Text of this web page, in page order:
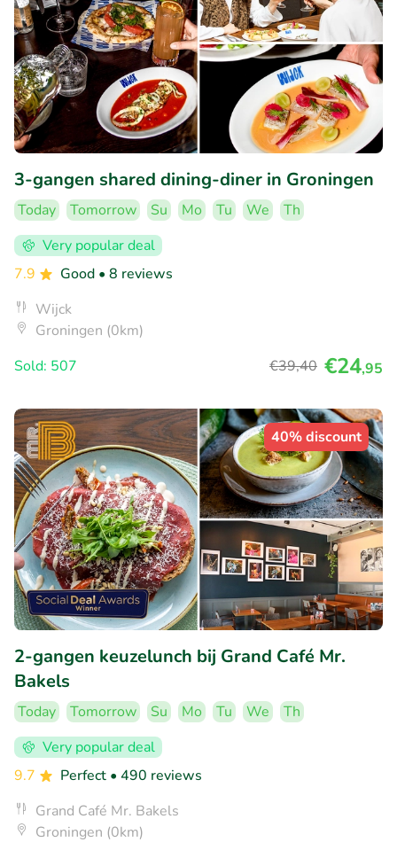
3-gangen shared dining-diner in Groningen
Today Tomorrow Su Mo Tu We
Th
Very popular deal
7.9
Good • 8 reviews
Wijck
Groningen (0km)
Sold: 507
€39,40 €24,95
40% discount
2-gangen keuzelunch bij Grand Café Mr.
Bakels
Today Tomorrow Su Mo Tu We
Th
Very popular deal
9.7
Perfect • 490 reviews
Grand Café Mr. Bakels
Groningen (0km)